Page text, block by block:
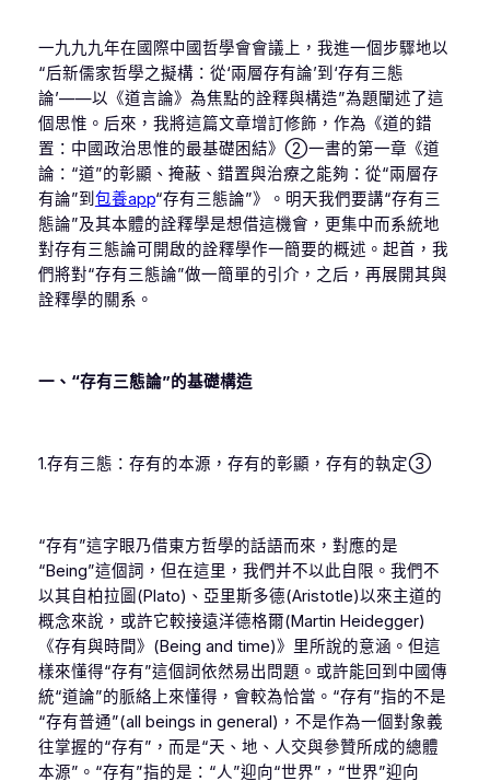
一九九九年在國際中國哲學會會議上，我進一個步驟地以
“后新儒家哲學之擬構：從‘兩層存有論’到‘存有三態
論’——以《道言論》為焦點的詮釋與構造”為題闡述了這
個思惟。后來，我將這篇文章增訂修飾，作為《道的錯
置：中國政治思惟的最基礎困結》②一書的第一章《道
論：“道”的彰顯、掩蔽、錯置與治療之能夠：從“兩層存
有論”到 包養app“存有三態論”》。明天我們要講“存有三
態論”及其本體的詮釋學是想借這機會，更集中而系統地
對存有三態論可開啟的詮釋學作一簡要的概述。起首，我
們將對“存有三態論”做一簡單的引介，之后，再展開其與
詮釋學的關系。
一、“存有三態論”的基礎構造
1.存有三態：存有的本源，存有的彰顯，存有的執定③
“存有”這字眼乃借東方哲學的話語而來，對應的是
“Being”這個詞，但在這里，我們并不以此自限。我們不
以其自柏拉圖(Plato)、亞里斯多德(Aristotle)以來主道的
概念來說，或許它較接遠洋德格爾(Martin Heidegger)
《存有與時間》(Being and time)》里所說的意涵。但這
樣來懂得“存有”這個詞依然易出問題。或許能回到中國傳
統“道論”的脈絡上來懂得，會較為恰當。“存有”指的不是
“存有普通”(all beings in general)，不是作為一個對象義
往掌握的“存有”，而是“天、地、人交與參贊所成的總體
本源”。“存有”指的是：“人”迎向“世界”，“世界”迎向